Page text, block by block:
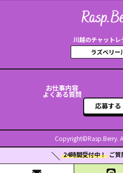
川越のチャットレ
ラズベリー
お仕事内容
よくある質問
応募する
Copyright©Rasp.Berry.
24時間受付中！ ご質